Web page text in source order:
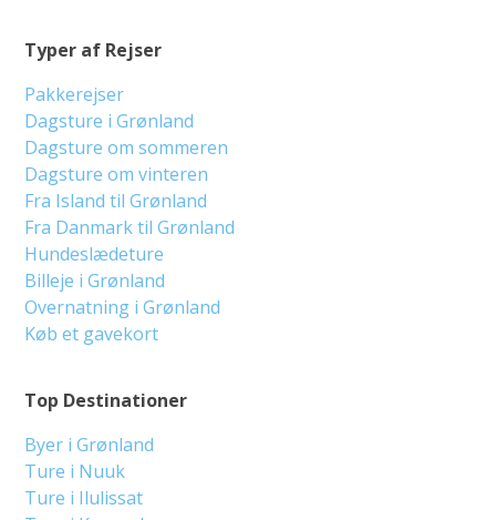
Top Destinationer
Byer i Grønland
Ture i Nuuk
Ture i Ilulissat
Typer af Rejser
Pakkerejser
Dagsture i Grønland
Dagsture om sommeren
Dagsture om vinteren
Fra Island til Grønland
Fra Danmark til Grønland
Hundeslædeture
Billeje i Grønland
Overnatning i Grønland
Køb et gavekort